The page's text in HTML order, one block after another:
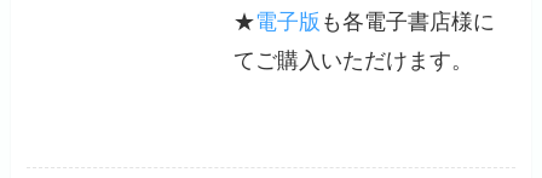
★電子版 も各電子書店様に
てご購入いただけます。